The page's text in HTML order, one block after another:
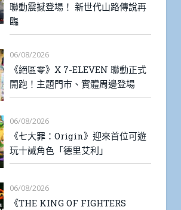
聯動震撼登場！ 新世代山路傳說再
臨
06/08/2026
《絕區零》X 7-ELEVEN 聯動正式
開跑！主題門市、實體周邊登場
06/08/2026
《七大罪：Origin》迎來首位可遊
玩十誡角色「德里艾利」
06/08/2026
《THE KING OF FIGHTERS